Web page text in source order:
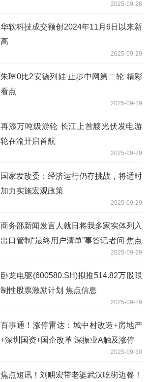
2025-09-28
华软科技成交额创2024年11月6日以来新
高
2025-09-29
朱琳0比2安德列娃 止步中网第二轮 精彩
看点
2025-09-29
再添万吨级游轮 长江上首艘光伏发电游
轮在渝开启首航
2025-09-29
国家发改委：经济运行仍存挑战，将适时
加力实施宏观政策
2025-09-29
商务部新闻发言人就日将我多家实体列入
出口管制“最终用户清单”事答记者问 焦点
2025-09-29
卧龙电驱(600580.SH)拟推514.82万股限
制性股票激励计划 焦点信息
2025-09-29
百事通！涨停雷达：城中村改造+房地产
+深圳国资+国企改革 深振业A触及涨停
2025-09-30
焦点短讯！刘畊宏带老婆武汉吃街边餐！